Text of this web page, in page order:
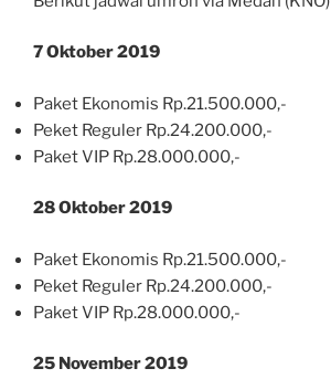
7 Oktober 2019
Paket Ekonomis Rp.21.500.000,-
Peket Reguler Rp.24.200.000,-
Paket VIP Rp.28.000.000,-
28 Oktober 2019
Paket Ekonomis Rp.21.500.000,-
Peket Reguler Rp.24.200.000,-
Paket VIP Rp.28.000.000,-
25 November 2019